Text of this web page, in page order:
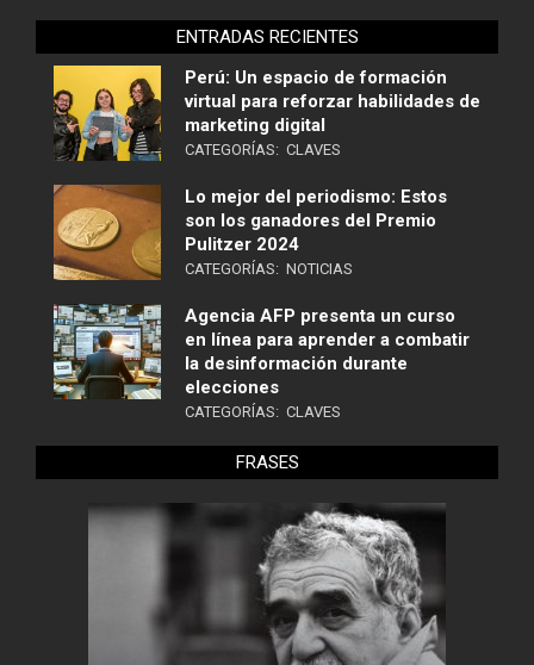
ENTRADAS RECIENTES
Perú: Un espacio de formación
virtual para reforzar habilidades de
marketing digital
CATEGORÍAS: CLAVES
Lo mejor del periodismo: Estos
son los ganadores del Premio
Pulitzer 2024
CATEGORÍAS: NOTICIAS
Agencia AFP presenta un curso
en línea para aprender a combatir
la desinformación durante
elecciones
CATEGORÍAS: CLAVES
FRASES